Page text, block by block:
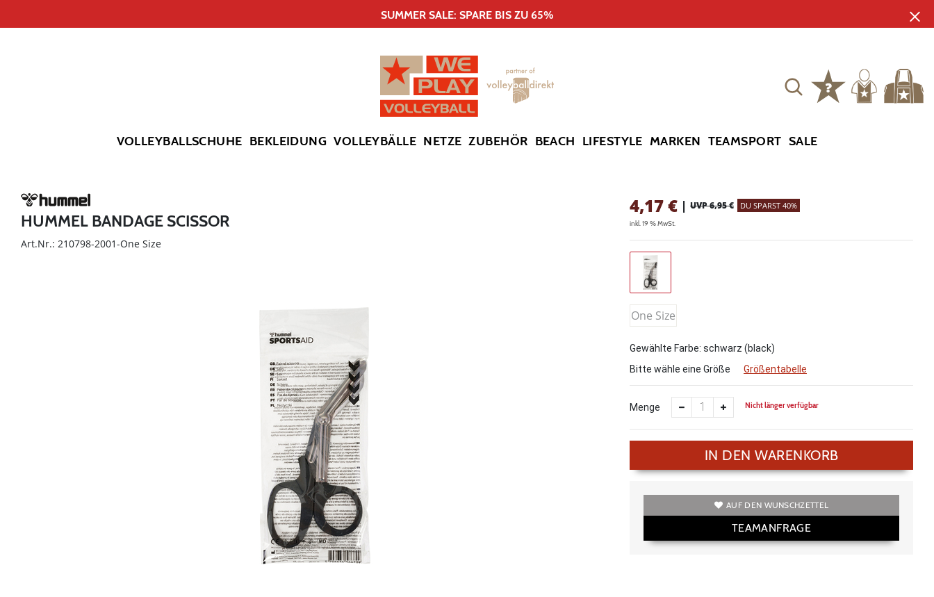
SUMMER SALE: SPARE BIS ZU 65%
VOLLEYBALLSCHUHE BEKLEIDUNG VOLLEYBÄLLE NETZE ZUBEHÖR BEACH LIFESTYLE MARKEN TEAMSPORT SALE
HUMMEL BANDAGE SCISSOR
Art.Nr.: 210798-2001-One Size
4,17€ | UVP 6,95 € DU SPARST 40%
inkl. 19 % MwSt.
One Size
Gewählte Farbe: schwarz (black)
Bitte wähle eine Größe
Größentabelle
Menge Nicht länger verfügbar
IN DEN WARENKORB
AUF DEN WUNSCHZETTEL
TEAMANFRAGE